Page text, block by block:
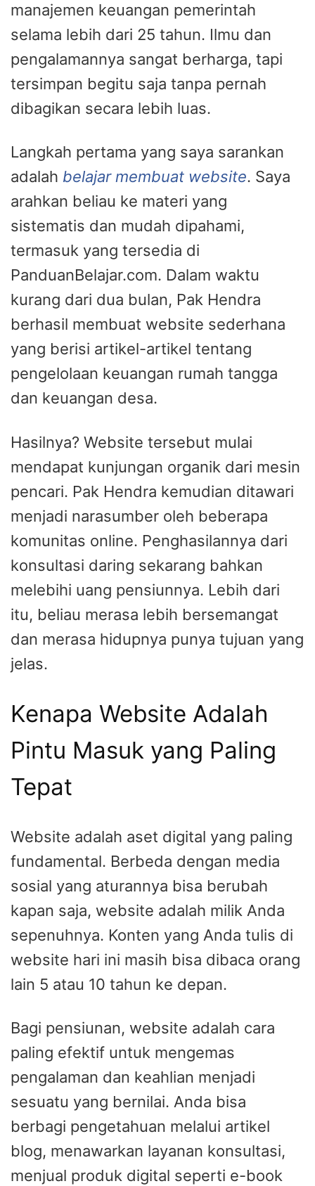
manajemen keuangan pemerintah
selama lebih dari 25 tahun. Ilmu dan
pengalamannya sangat berharga, tapi
tersimpan begitu saja tanpa pernah
dibagikan secara lebih luas.
Langkah pertama yang saya sarankan
adalah belajar membuat website. Saya
arahkan beliau ke materi yang
sistematis dan mudah dipahami,
termasuk yang tersedia di
PanduanBelajar.com. Dalam waktu
kurang dari dua bulan, Pak Hendra
berhasil membuat website sederhana
yang berisi artikel-artikel tentang
pengelolaan keuangan rumah tangga
dan keuangan desa.
Hasilnya? Website tersebut mulai
mendapat kunjungan organik dari mesin
pencari. Pak Hendra kemudian ditawari
menjadi narasumber oleh beberapa
komunitas online. Penghasilannya dari
konsultasi daring sekarang bahkan
melebihi uang pensiunnya. Lebih dari
itu, beliau merasa lebih bersemangat
dan merasa hidupnya punya tujuan yang
jelas.
Kenapa Website Adalah
Pintu Masuk yang Paling
Tepat
Website adalah aset digital yang paling
fundamental. Berbeda dengan media
sosial yang aturannya bisa berubah
kapan saja, website adalah milik Anda
sepenuhnya. Konten yang Anda tulis di
website hari ini masih bisa dibaca orang
lain 5 atau 10 tahun ke depan.
Bagi pensiunan, website adalah cara
paling efektif untuk mengemas
pengalaman dan keahlian menjadi
sesuatu yang bernilai. Anda bisa
berbagi pengetahuan melalui artikel
blog, menawarkan layanan konsultasi,
menjual produk digital seperti e-book